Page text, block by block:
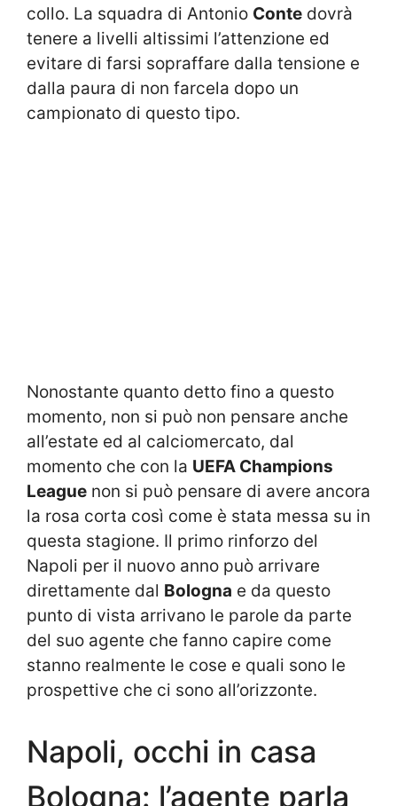
collo. La squadra di Antonio Conte dovrà
tenere a livelli altissimi l’attenzione ed
evitare di farsi sopraffare dalla tensione e
dalla paura di non farcela dopo un
campionato di questo tipo.
Nonostante quanto detto fino a questo
momento, non si può non pensare anche
all’estate ed al calciomercato, dal
momento che con la UEFA Champions
League non si può pensare di avere ancora
la rosa corta così come è stata messa su in
questa stagione. Il primo rinforzo del
Napoli per il nuovo anno può arrivare
direttamente dal Bologna e da questo
punto di vista arrivano le parole da parte
del suo agente che fanno capire come
stanno realmente le cose e quali sono le
prospettive che ci sono all’orizzonte.
Napoli, occhi in casa
Bologna: l’agente parla